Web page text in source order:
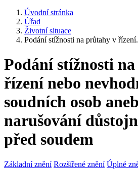
Úvodní stránka
Úřad
Životní situace
Podání stížnosti na průtahy v
Podání stížnosti
řízení nebo
soudních osob
narušování
před soudem
Základní znění Rozšířené znění Úplné